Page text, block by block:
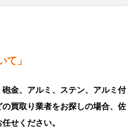
て」
金、アルミ、ステン、アルミ付
買取り業者をお探しの場合、佐
せください。